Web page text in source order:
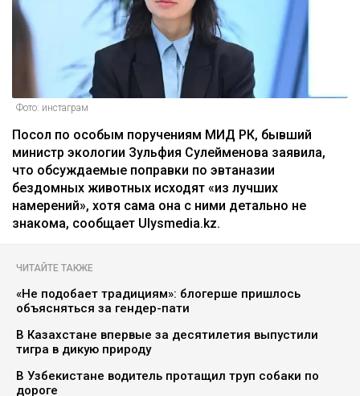
Фото: инстаграм
Посол по особым поручениям МИД РК, бывший
министр экологии Зульфия Сулейменова заявила,
что обсуждаемые поправки по эвтаназии
бездомных животных исходят «из лучших
намерений», хотя сама она с ними детально не
знакома, сообщает Ulysmedia.kz.
ЧИТАЙТЕ ТАКЖЕ
«Не подобает традициям»: блогерше пришлось
объясняться за гендер-пати
В Казахстане впервые за десятилетия выпустили
тигра в дикую природу
В Узбекистане водитель протащил труп собаки по
дороге